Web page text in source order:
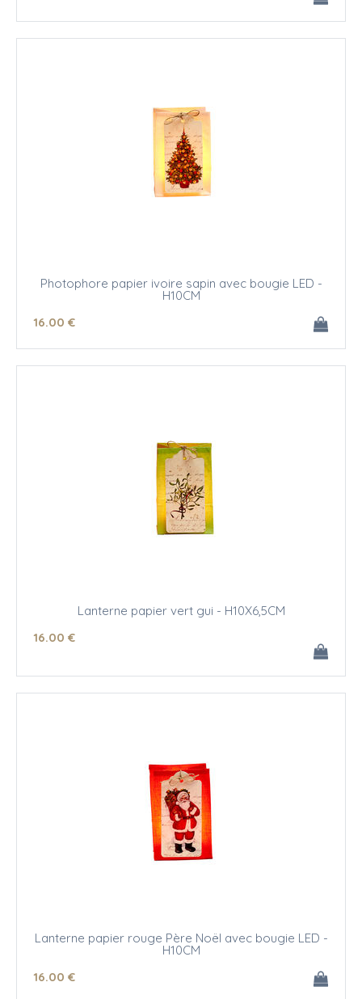
Photophore papier ivoire sapin avec bougie LED -
H10CM
16.00 €
Lanterne papier vert gui - H10X6,5CM
16.00 €
Lanterne papier rouge Père Noël avec bougie LED -
H10CM
16.00 €